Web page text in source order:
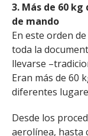
3. Más de 60
de mando
En este orden
toda la
llevarse
Eran más de 60
diferentes
Desde los
aerolínea, hasta